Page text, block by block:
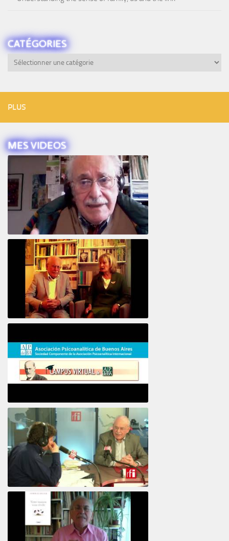
CATÉGORIES
Catégories
PLUS
MES VIDEOS
Intervista ad Alberto Eiguer
Psicoanálisis por Skype y teléfono Alberto
Eiguer presenta el curso virtual 2017